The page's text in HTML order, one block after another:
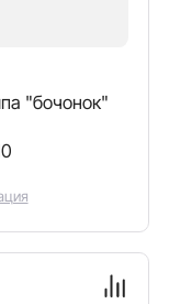
"бочонок"